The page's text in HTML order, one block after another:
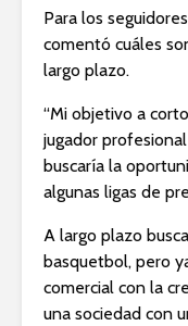
Para los
comentó cuáles
largo plazo.
“Mi objetivo a
jugador
buscaría la
algunas ligas de
A largo plazo
basquetbol, pero
comercial con la
una sociedad con